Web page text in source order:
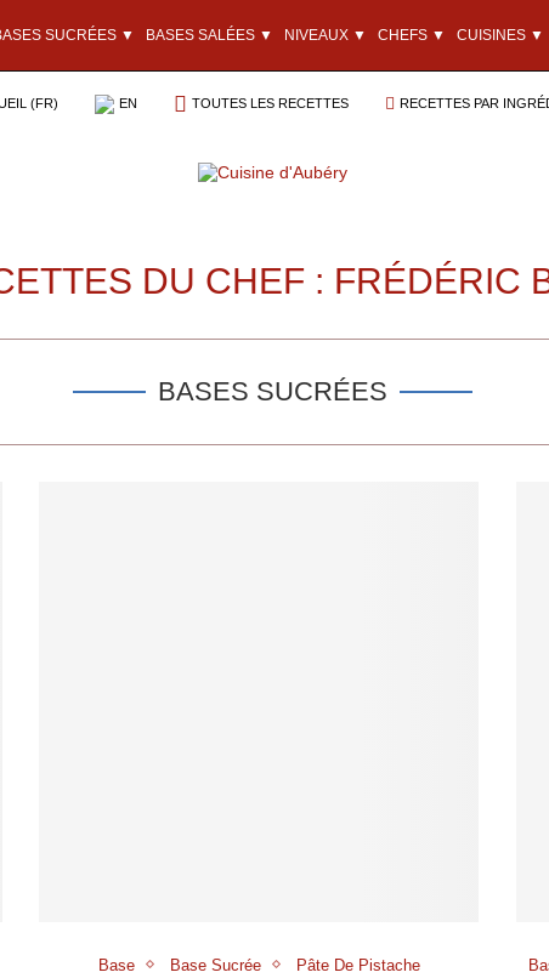
SUCRÉES ▼ BASES SALÉES ▼ NIVEAUX ▼ CHEFS ▼ CUISINES ▼
(FR) EN TOUTES LES RECETTES RECETTES PAR
DU CHEF : FRÉDÉRIC
BASES SUCRÉES
Base Base Sucrée Pâte De Pistache